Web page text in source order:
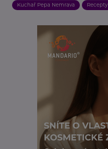
Kuchař Pepa Nemrava Recepty